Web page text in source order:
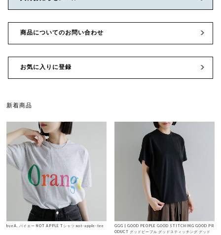
商品についてのお問い合わせ
お気に入りに登録
新着商品
byeA. バイエー NOT APPLE Tシャツ not-apple-tee
GGG | GOOD PEOPLE GOOD STITCHING GOOD PR
ODUCT グッドピープル グッドスティッチング グッド